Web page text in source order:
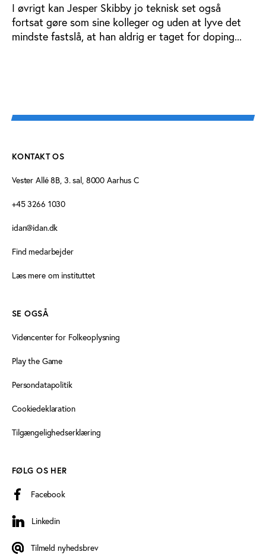
I øvrigt kan Jesper Skibby jo teknisk set også
fortsat gøre som sine kolleger og uden at lyve det
mindste fastslå, at han aldrig er taget for doping...
KONTAKT OS
Vester Allé 8B, 3. sal, 8000 Aarhus C
+45 3266 1030
idan@idan.dk
Find medarbejder
Læs mere om instituttet
SE OGSÅ
Videncenter for Folkeoplysning
Play the Game
Persondatapolitik
Cookiedeklaration
Tilgængelighedserklæring
FØLG OS HER
Facebook
Linkedin
Linkedin
Tilmeld nyhedsbrev